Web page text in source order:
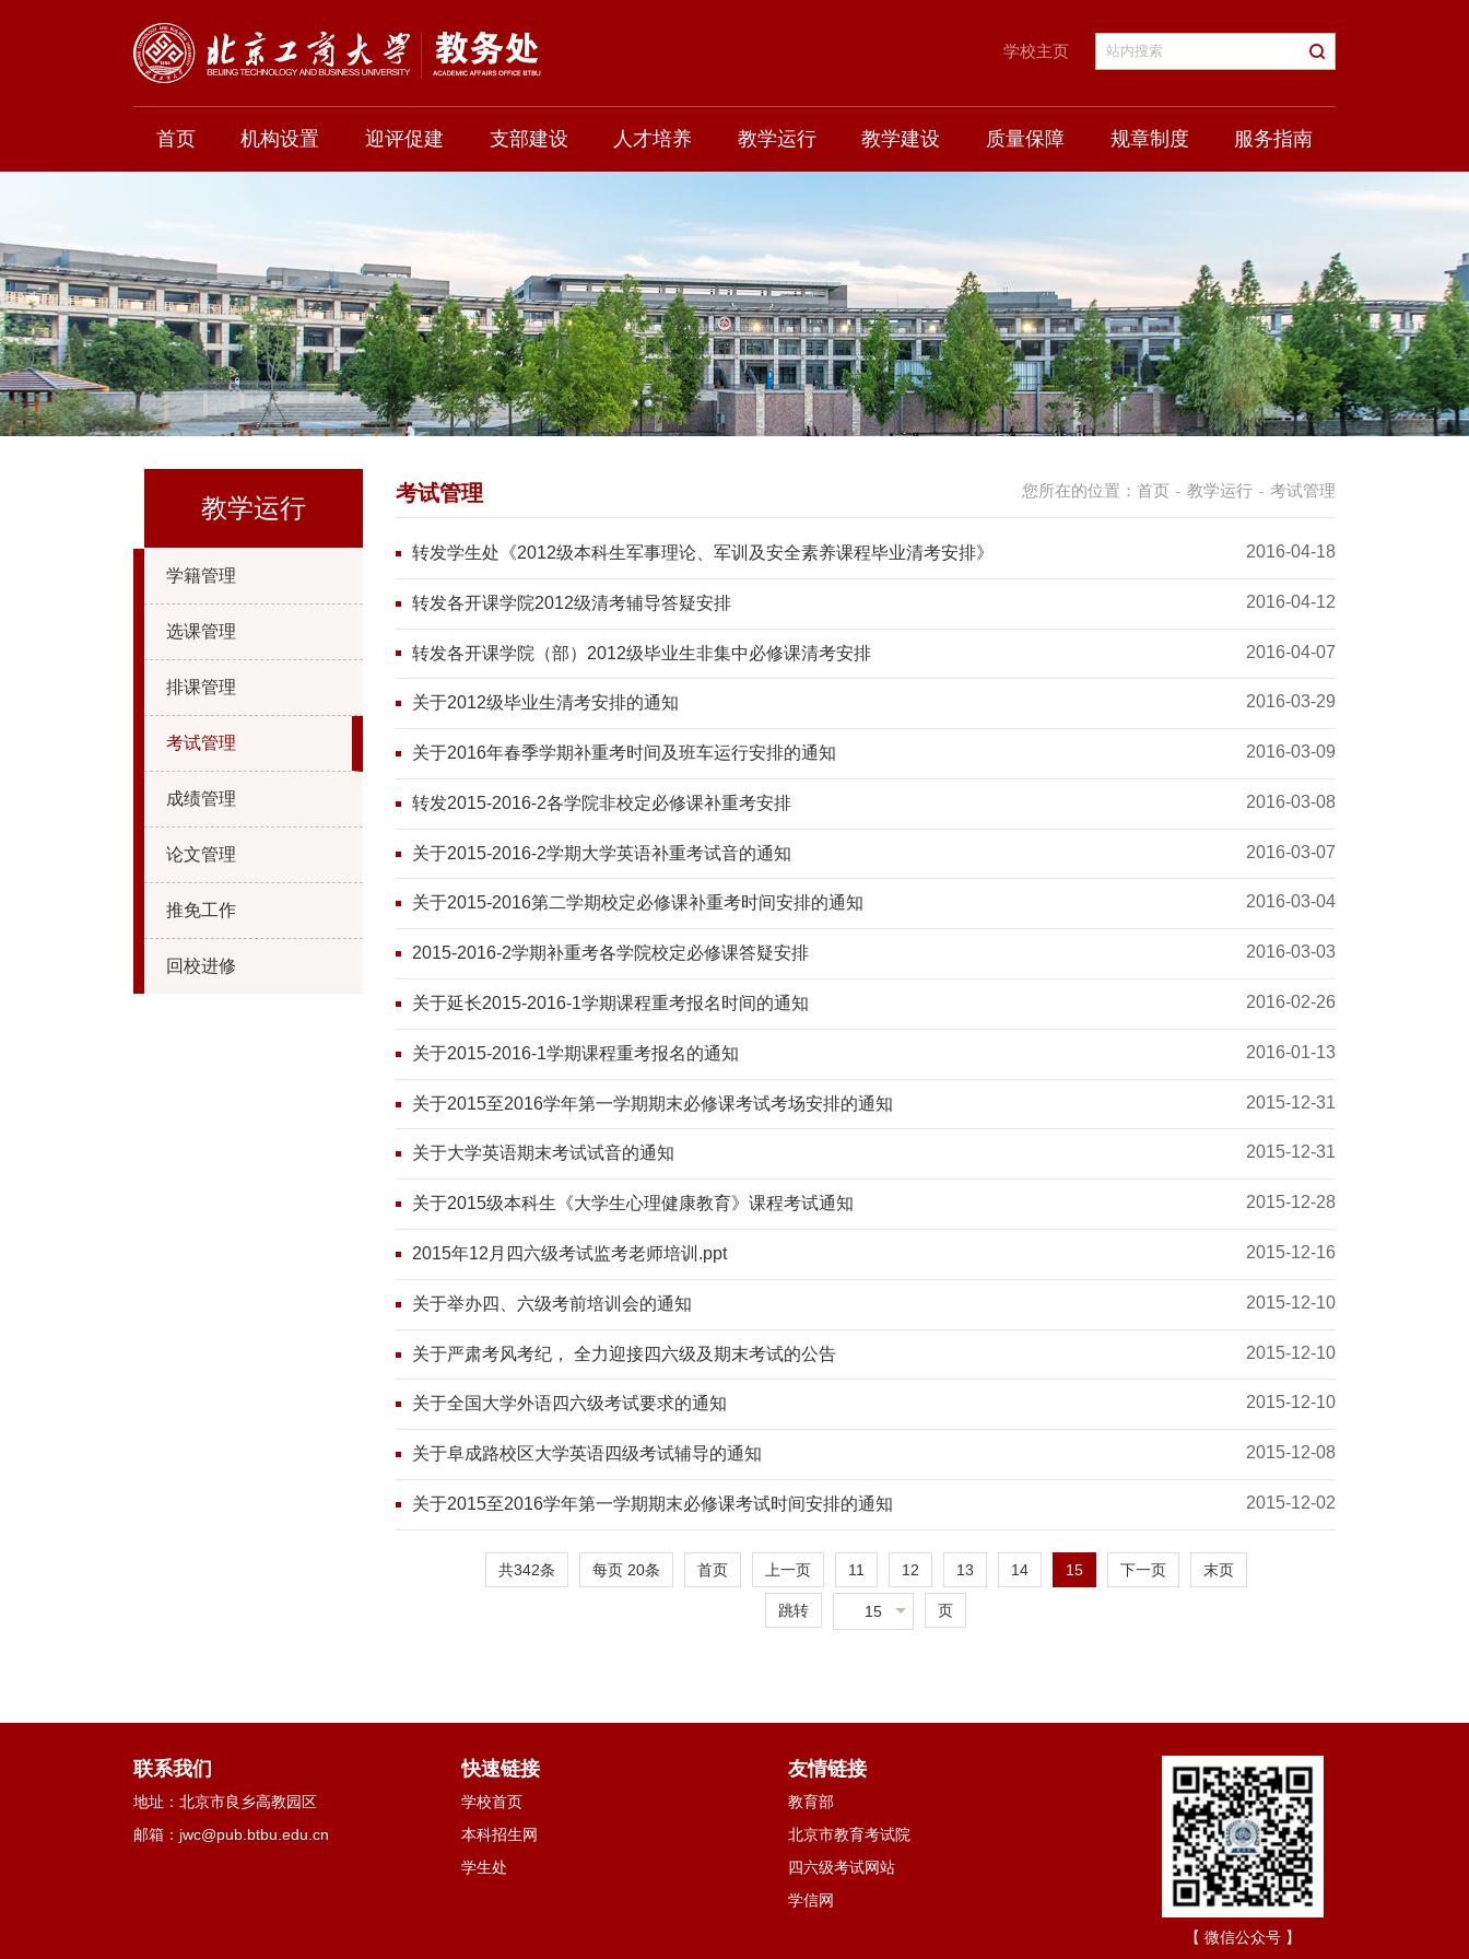
学校主页
首页 机构设置 迎评促建 支部建设 人才培养 教学运行 教学建设 质量保障 规章制度 服务指南
教学运行
学籍管理
选课管理
排课管理
考试管理
成绩管理
论文管理
推免工作
回校进修
您所在的位置： 首页 - 教学运行 - 考试管理
考试管理
转发学生处《2012级本科生军事理论、军训及安全素养课程毕业清考安排》 2016-04-18
转发各开课学院2012级清考辅导答疑安排 2016-04-12
转发各开课学院（部）2012级毕业生非集中必修课清考安排 2016-04-07
关于2012级毕业生清考安排的通知 2016-03-29
关于2016年春季学期补重考时间及班车运行安排的通知 2016-03-09
转发2015-2016-2各学院非校定必修课补重考安排 2016-03-08
关于2015-2016-2学期大学英语补重考试音的通知 2016-03-07
关于2015-2016第二学期校定必修课补重考时间安排的通知 2016-03-04
2015-2016-2学期补重考各学院校定必修课答疑安排 2016-03-03
关于延长2015-2016-1学期课程重考报名时间的通知 2016-02-26
关于2015-2016-1学期课程重考报名的通知 2016-01-13
关于2015至2016学年第一学期期末必修课考试考场安排的通知 2015-12-31
关于大学英语期末考试试音的通知 2015-12-31
关于2015级本科生《大学生心理健康教育》课程考试通知 2015-12-28
2015年12月四六级考试监考老师培训.ppt 2015-12-16
关于举办四、六级考前培训会的通知 2015-12-10
关于严肃考风考纪， 全力迎接四六级及期末考试的公告 2015-12-10
关于全国大学外语四六级考试要求的通知 2015-12-10
关于阜成路校区大学英语四级考试辅导的通知 2015-12-08
关于2015至2016学年第一学期期末必修课考试时间安排的通知 2015-12-02
共342条 每页 20条 首页 上一页 11 12 13 14 15 下一页 末页
跳转 15 页
【 微信公众号 】
联系我们
地址：北京市良乡高教园区
邮箱：jwc@pub.btbu.edu.cn
快速链接
学校首页
本科招生网
学生处
友情链接
教育部
北京市教育考试院
四六级考试网站
学信网